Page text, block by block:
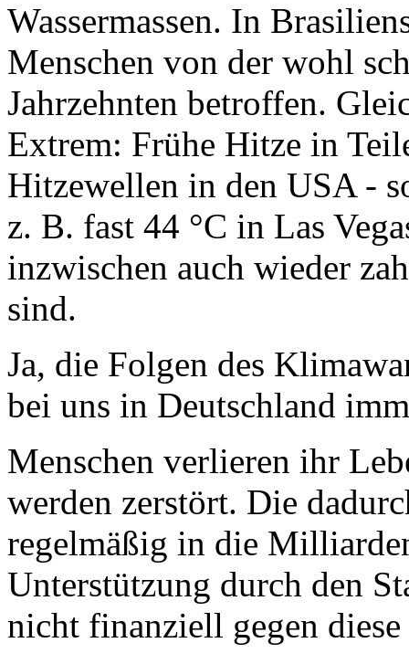
Wassermassen. In
Menschen von der wohl
Jahrzehnten betroffen.
Extrem: Frühe Hitze in
Hitzewellen in den USA -
z. B. fast 44 °C in Las
inzwischen auch wieder
sind.
Ja, die Folgen des
bei uns in Deutschland
Menschen verlieren ihr
werden zerstört. Die
regelmäßig in die
Unterstützung durch den
nicht finanziell gegen